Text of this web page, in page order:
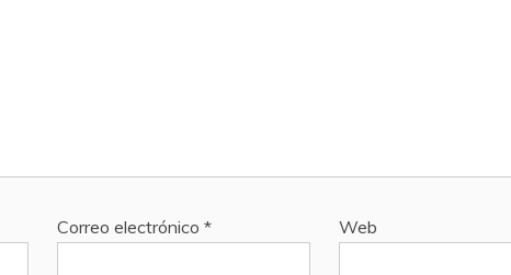
Correo electrónico* Web